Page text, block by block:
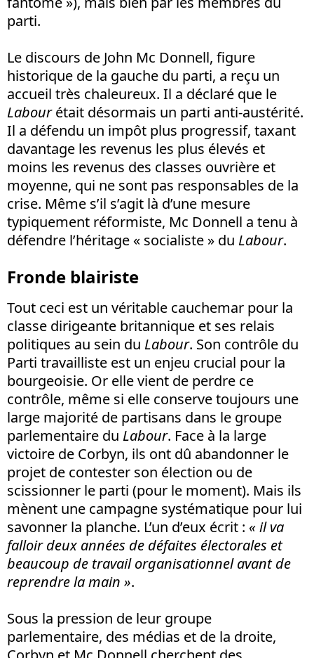
parti.
Le discours de John Mc Donnell, figure
historique de la gauche du parti, a reçu un
accueil très chaleureux. Il a déclaré que le
Labourétait désormais un parti anti-austérité.
Il a défendu un impôt plus progressif, taxant
davantage les revenus les plus élevés et
moins les revenus des classes ouvrière et
moyenne, qui ne sont pas responsables de la
crise. Même s’il s’agit là d’une mesure
typiquement réformiste, Mc Donnell a tenu à
défendre l’héritage « socialiste » du Labour.
Fronde blairiste
Tout ceci est un véritable cauchemar pour la
classe dirigeante britannique et ses relais
politiques au sein du Labour. Son contrôle du
Parti travailliste est un enjeu crucial pour la
bourgeoisie. Or elle vient de perdre ce
contrôle, même si elle conserve toujours une
large majorité de partisans dans le groupe
parlementaire du Labour. Face à la large
victoire de Corbyn, ils ont dû abandonner le
projet de contester son élection ou de
scissionner le parti (pour le moment). Mais ils
mènent une campagne systématique pour lui
savonner la planche. L’un d’eux écrit : « il va
falloir deux années de défaites électorales et
beaucoup de travail organisationnel avant de
reprendre la main ».
Sous la pression de leur groupe
parlementaire, des médias et de la droite,